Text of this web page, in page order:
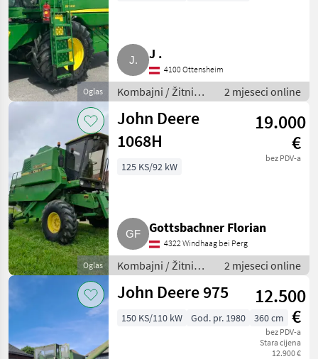
Oglas
J .
4100 Ottensheim
Kombajni / Žitni
kombajni
(kombajni za žito)
2 mjeseci online
Oglas
John Deere
1068H
19.000
€
bez PDV-a
125 KS/92 kW
Gottsbachner Florian
4322 Windhaag bei Perg
Kombajni / Žitni
kombajni
(kombajni za žito)
2 mjeseci online
John Deere 975
12.500
€
bez PDV-a
Stara cijena
12.900 €
150 KS/110 kW God. pr. 1980 360 cm